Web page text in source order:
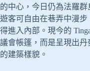
的中心，今日仍為法羅
遊客可自由在巷弄中漫
得進入內部。現今的
議會帳篷，而是呈現出丹
的建築樣貌。